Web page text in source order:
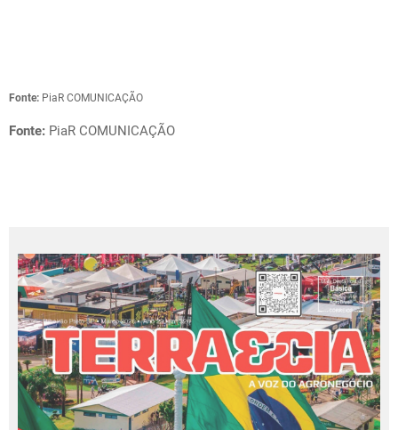
Fonte: PiaR COMUNICAÇÃO
Fonte: PiaR COMUNICAÇÃO